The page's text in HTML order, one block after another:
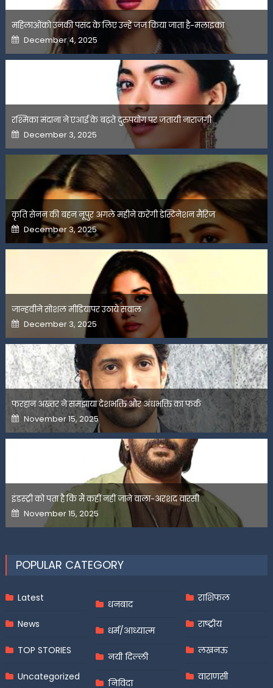
महिलाओंको उनकी पसंद के लिए उन्हें जज किया जाता है-मलाइका
Posted
on
December 4, 2025
रश्मिका मंदाना ने एआई के बढ़ते दुरुपयोग पर जतायी नाराजगी
Posted
on
December 3, 2025
कृति सेनन की बहन नूपुर अगले महीने करेंगी डेस्टिनेशन मैरिज
Posted
on
December 3, 2025
जान्हवीने सोशल मीडियापर उठाये सवाल
Posted
on
December 3, 2025
फरहान अख्तर ने समझाया देशभक्ति और अंधभक्ति का फर्क
Posted
on
November 15, 2025
इंडस्ट्री को पता है कि मैं कहीं नहीं जाने वाला-अरशद वारसी
Posted
on
November 15, 2025
POPULAR CATEGORY
Latest
News
TOP STORIES
Uncategorized
धनबाद
धर्म/आध्यात्म
नयी दिल्ली
निविदा
राशिफल
राष्ट्रीय
लखनऊ
वाराणसी